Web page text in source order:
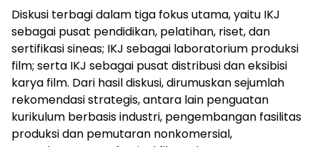
Diskusi terbagi dalam tiga fokus utama, yaitu IKJ
sebagai pusat pendidikan, pelatihan, riset, dan
sertifikasi sineas; IKJ sebagai laboratorium produksi
film; serta IKJ sebagai pusat distribusi dan eksibisi
karya film. Dari hasil diskusi, dirumuskan sejumlah
rekomendasi strategis, antara lain penguatan
kurikulum berbasis industri, pengembangan fasilitas
produksi dan pemutaran nonkomersial,